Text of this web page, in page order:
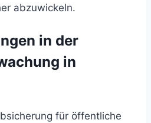
abzuwickeln.
in der
in
für öffentliche